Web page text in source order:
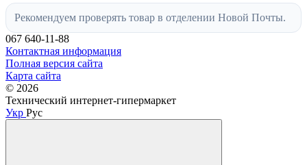
Рекомендуем проверять товар в отделении Новой Почты.
067 640-11-88
Контактная информация
Полная версия сайта
Карта сайта
© 2026
Технический интернет-гипермаркет
Укр Рус